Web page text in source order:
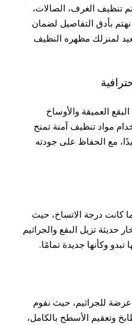
تنظيف الغرف، الصالات،
بأدق التفاصيل لضمان
يعيد لمنزلك مظهره النظيف
العميقة والأوساخ
مواد تنظيف آمنة تمنح
مع الحفاظ على جودته
كانت درجة الاتساخ، حيث
حديثة تزيل البقع والجراثيم
تبدو وكأنها جديدة تمامًا.
عرضة للجراثيم، حيث نقوم
وتعقيم الأسطح بالكامل،